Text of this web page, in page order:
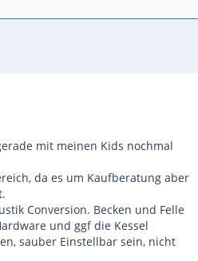
mit meinen Kids nochmal
da es um Kaufberatung aber
Conversion. Becken und Felle
und ggf die Kessel
sauber Einstellbar sein, nicht